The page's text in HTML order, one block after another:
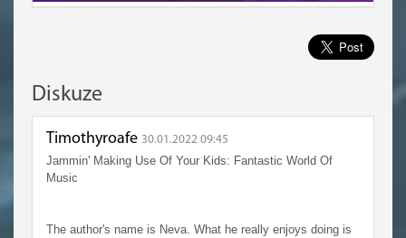
Diskuze
Timothyroafe 30.01.2022 09:45
Jammin' Making Use Of Your Kids: Fantastic World Of
Music
The author's name is Neva. What he really enjoys doing is